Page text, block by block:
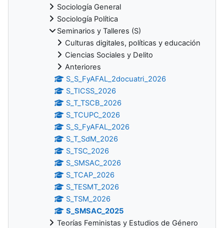
Sociología General
Sociología Política
Seminarios y Talleres (S)
Culturas digitales, políticas y educación
Ciencias Sociales y Delito
Anteriores
S_S_FyAFAL_2docuatri_2026
S_TICSS_2026
S_T_TSCB_2026
S_TCUPC_2026
S_S_FyAFAL_2026
S_T_SdM_2026
S_TSC_2026
S_SMSAC_2026
S_TCAP_2026
S_TESMT_2026
S_TSM_2026
S_SMSAC_2025
Teorías Feministas y Estudios de Género